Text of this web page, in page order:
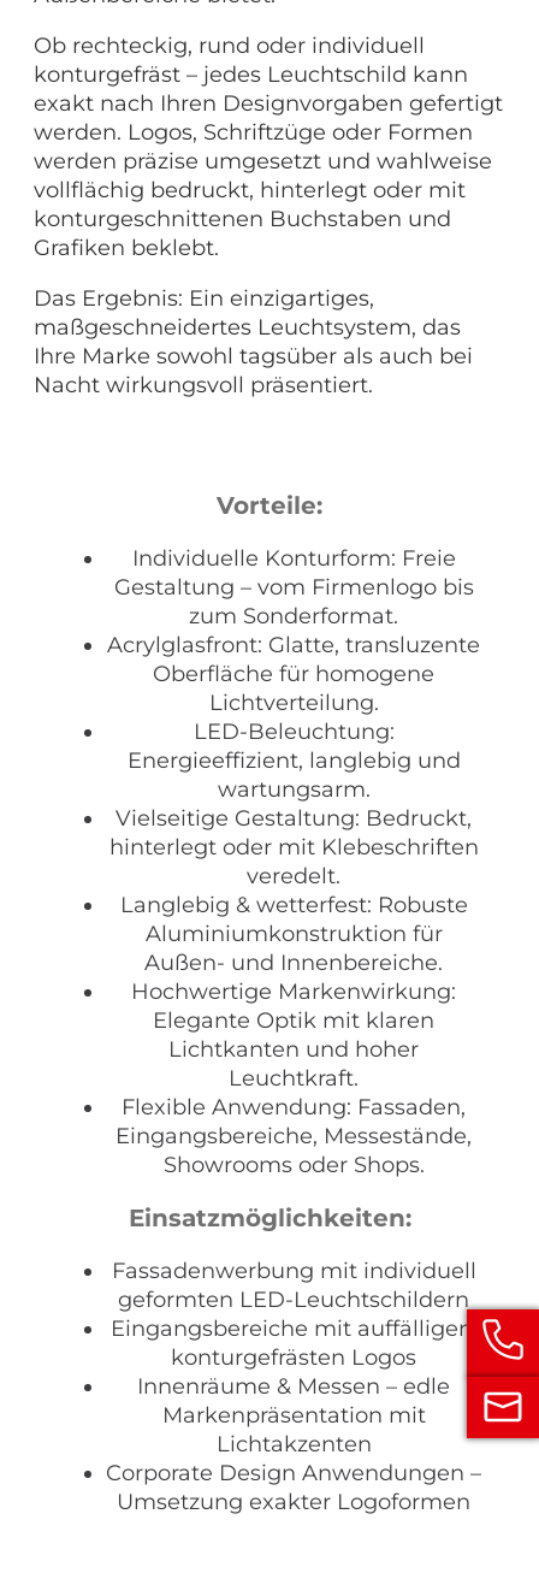
Ob rechteckig, rund oder individuell
konturgefräst – jedes Leuchtschild kann
exakt nach Ihren Designvorgaben gefertigt
werden. Logos, Schriftzüge oder Formen
werden präzise umgesetzt und wahlweise
vollflächig bedruckt, hinterlegt oder mit
konturgeschnittenen Buchstaben und
Grafiken beklebt.
Das Ergebnis: Ein einzigartiges,
maßgeschneidertes Leuchtsystem, das
Ihre Marke sowohl tagsüber als auch bei
Nacht wirkungsvoll präsentiert.
Vorteile:
Individuelle Konturform: Freie
Gestaltung – vom Firmenlogo bis
zum Sonderformat.
Acrylglasfront: Glatte, transluzente
Oberfläche für homogene
Lichtverteilung.
LED-Beleuchtung:
Energieeffizient, langlebig und
wartungsarm.
Vielseitige Gestaltung: Bedruckt,
hinterlegt oder mit Klebeschriften
veredelt.
Langlebig & wetterfest: Robuste
Aluminiumkonstruktion für
Außen- und Innenbereiche.
Hochwertige Markenwirkung:
Elegante Optik mit klaren
Lichtkanten und hoher
Leuchtkraft.
Flexible Anwendung: Fassaden,
Eingangsbereiche, Messestände,
Showrooms oder Shops.
Einsatzmöglichkeiten:
Fassadenwerbung mit individuell
geformten LED-Leuchtschildern
Eingangsbereiche mit auffälligen,
konturgefrästen Logos
Innenräume & Messen – edle
Markenpräsentation mit
Lichtakzenten
Corporate Design Anwendungen –
Umsetzung exakter Logoformen